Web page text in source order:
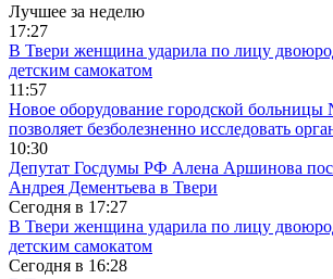
Лучшее за неделю
17:27
В Твери женщина ударила по лицу
детским самокатом
11:57
Новое оборудование городской больницы
позволяет безболезненно исследовать
10:30
Депутат Госдумы РФ Алена Аршинова
Андрея Дементьева в Твери
Сегодня в 17:27
В Твери женщина ударила по лицу
детским самокатом
Сегодня в 16:28